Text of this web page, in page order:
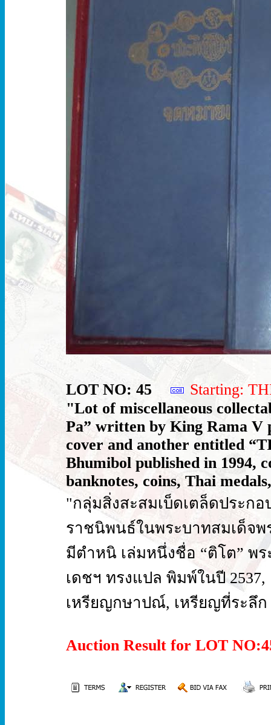
LOT NO: 45
Starting:
"Lot of miscellaneous
Pa” written by King Rama V
cover and another entitled
Bhumibol published in 1994,
banknotes, coins, Thai
"กลุ่มสิ่งสะสมเบ็ดเตล็ดประกอ
ราชนิพนธ์ในพระบาทสมเด็จพ
มีตำหนิ เล่มหนึ่งชื่อ “ติโต” พ
เดชฯ ทรงแปล พิมพ์ในปี
เหรียญกษาปณ์, เหรียญที่ระลึ
Auction Result for LOT